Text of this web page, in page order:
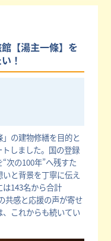
【湯主一條】を
！
の建物修繕を目的と
しました。国の登録
次の100年”へ残すた
と背景を丁寧に伝え
143名から合計
共感と応援の声が寄せ
これからも続いてい